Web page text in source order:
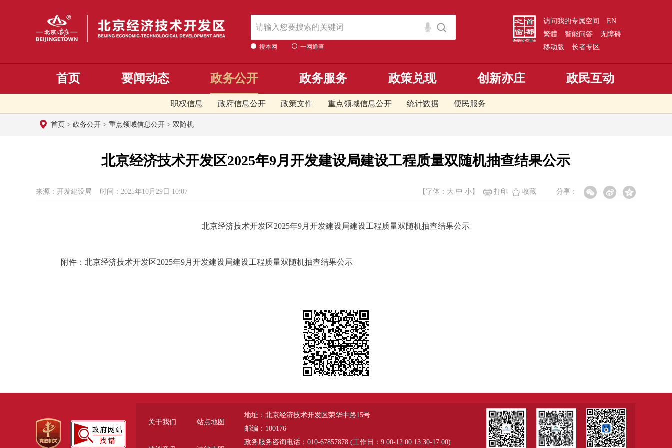
搜本网 一网通查
访问我的专属空间
EN
繁體
智能问答
无障碍
移动版
长者专区
首页 要闻动态 政务公开
职权信息 政府信息公开 政策文件 重点领域信息公开 统计数据 便民服务
政务服务 政策兑现 创新亦庄 政民互动
首页 > 政务公开 > 重点领域信息公开 > 双随机
北京经济技术开发区2025年9月开发建设局建设工程质量双随机抽查结果公示
来源：开发建设局 时间：2025年10月29日 10:07 分享：
【字体： 大 中 小 】 打印 收藏
北京经济技术开发区2025年9月开发建设局建设工程质量双随机抽查结果公示
附件：北京经济技术开发区2025年9月开发建设局建设工程质量双随机抽查结果公示
关于我们 站点地图
地址：北京经济技术开发区荣华中路15号
邮编：100176
政务服务咨询电话：010-67857878 (工作日：9:00-12:00 13:30-17:00)